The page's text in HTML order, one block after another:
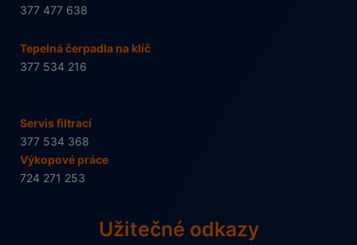
377 477 638
Tepelná čerpadla na klíč
377 534 216
Servis filtrací
377 534 368
Výkopové práce
724 271 253
Užitečné odkazy